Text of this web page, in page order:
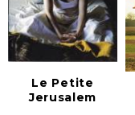
Le Petite
Jerusalem